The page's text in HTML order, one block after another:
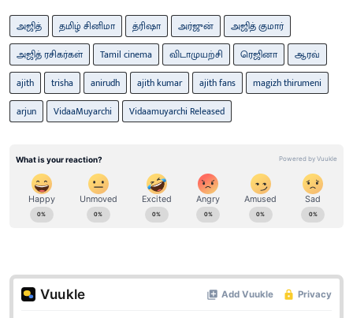
அஜித் தமிழ் சினிமா த்ரிஷா அர்ஜுன்
அஜித் குமார்
அஜித் ரசிகர்கள்
Tamil cinema விடாமுயற்சி ரெஜினா
ஆரவ்
ajith
trisha anirudh ajith kumar ajith fans
magizh thirumeni
arjun
VidaaMuyarchi Vidaamuyarchi Released